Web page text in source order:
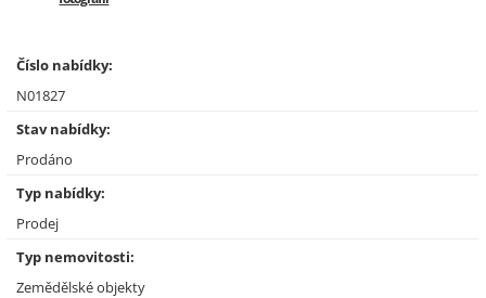
Číslo nabídky:
N01827
Stav nabídky:
Prodáno
Typ nabídky:
Prodej
Typ nemovitosti:
Zemědělské objekty